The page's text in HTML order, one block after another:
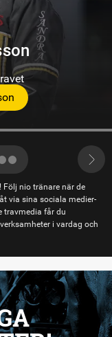
nio tränare när de
via sina sociala medier-
travmedia får du
i vardag och